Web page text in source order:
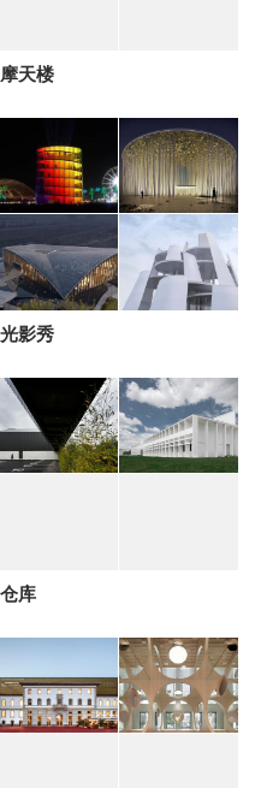
摩天楼
光影秀
仓库